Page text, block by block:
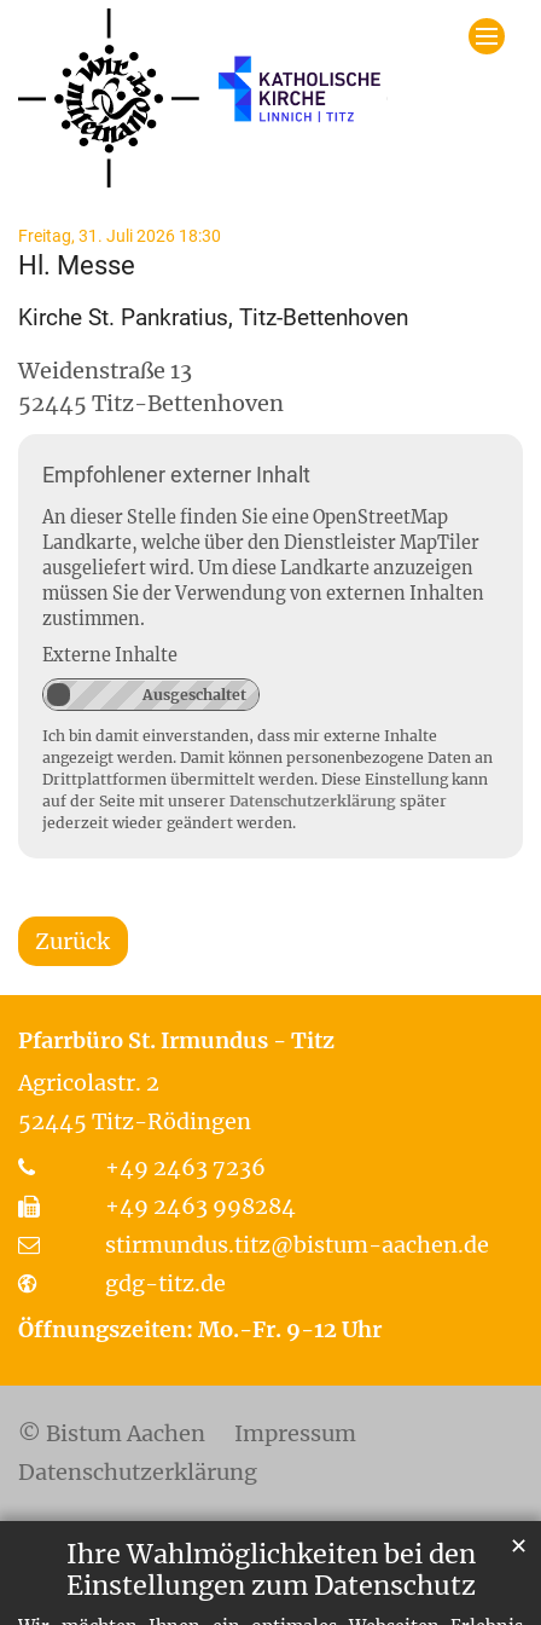
Ihre Wahlmöglichkeiten bei den
Einstellungen zum Datenschutz
✕
Zum Inhalt springen
Freitag, 31. Juli 2026 18:30
Hl. Messe
Kirche St. Pankratius, Titz-Bettenhoven
Weidenstraße 13
52445 Titz-Bettenhoven
Empfohlener externer Inhalt
An dieser Stelle finden Sie eine OpenStreetMap
Landkarte, welche über den Dienstleister MapTiler
ausgeliefert wird. Um diese Landkarte anzuzeigen
müssen Sie der Verwendung von externen Inhalten
zustimmen.
Externe Inhalte
Ich bin damit einverstanden, dass mir externe Inhalte
angezeigt werden. Damit können personenbezogene Daten an
Drittplattformen übermittelt werden. Diese Einstellung kann
auf der Seite mit unserer Datenschutzerklärung später
jederzeit wieder geändert werden.
Zurück
Pfarrbüro St. Irmundus - Titz
Agricolastr. 2
52445 Titz-Rödingen
+49 2463 7236
+49 2463 998284
stirmundus.titz@bistum-aachen.de
gdg-titz.de
Öffnungszeiten: Mo.-Fr. 9-12 Uhr
© Bistum Aachen
Impressum
Datenschutzerklärung